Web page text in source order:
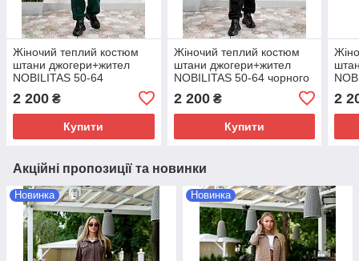
Жіночий теплий костюм
штани джогери+жител
NOBILITAS 50-64
2 200 ₴
Купити
Жіночий теплий костюм
штани джогери+жител
NOBILITAS 50-64 чорного
2 200₴
Купити
2
Акційні пропозиції та новинки
Новинка Новинка